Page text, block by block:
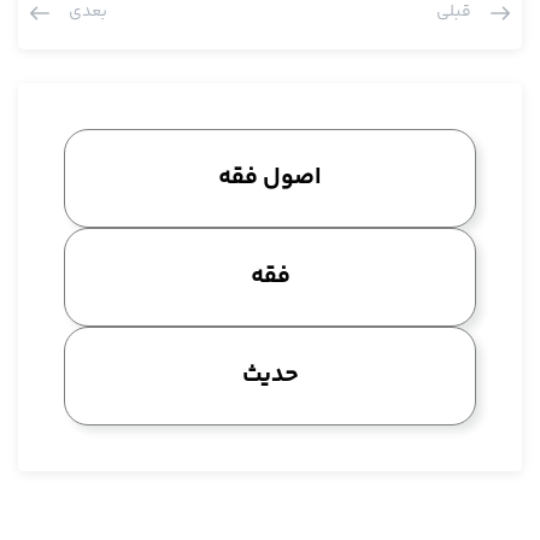
لا تفعل نیست، نه در خود قرآن مختص به صیغه لا تفعل است و نه در
می شد و اضافه بر الفاظ در احکام تکلیفی دلالت های لفظی و الفاظ در
احکام وضعی هم بکار برده می شد، به هر حال من عرض کردم این
یک نقصی در اصول ما این ترتیبی که ما الان داریم در کتب اصول ما
هست، این در سابق نبود، این نقص وجود نداشت اما هست، آن وقت
یک مقدار از این نقص ها به یک مناسبت های متعددی جابجا شده
کردند، این باز خودش جای خودش داشت، نه این که در استصحاب
بگوییم، استصحاب جای این بحث نبود، به هر حال ما هم وارد شدیم،
عرض کردیم اهل سنت هم وارد شدند و طبعا آن مقداری که ما وارد
شدیم خیلی کمتر بود از آن مقداری که اهل سنت چون این ها مفصل
قبلی بعدی
اصول فقه
فقه
حدیث